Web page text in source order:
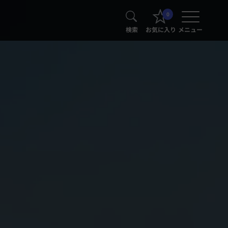
検索
0
お気に入り メニュー